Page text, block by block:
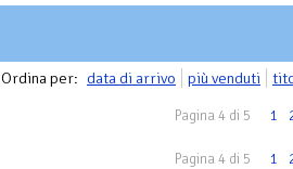
Ordina per: data di arrivo più venduti
Pagina 4 di 5 1
Pagina 4 di 5 1